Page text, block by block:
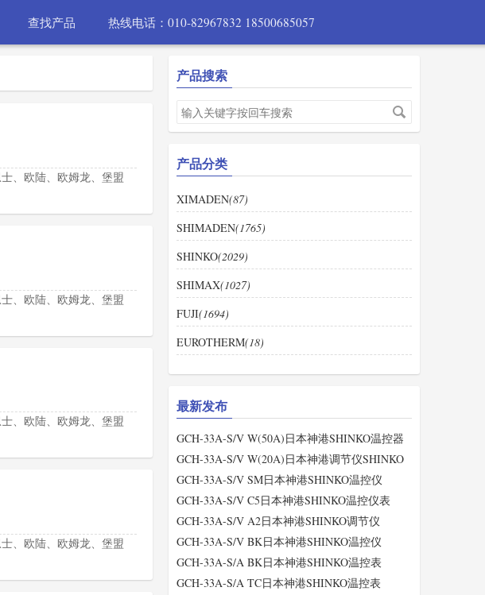
查找产品 热线电话：010-82967832 18500685057
、欧陆、欧姆龙、堡盟
、欧陆、欧姆龙、堡盟
、欧陆、欧姆龙、堡盟
、欧陆、欧姆龙、堡盟
产品搜索
产品分类
XIMADEN(87)
SHIMADEN(1765)
SHINKO(2029)
SHIMAX(1027)
FUJI(1694)
EUROTHERM(18)
最新发布
GCH-33A-S/V W(50A)日本神港SHINKO温控器
GCH-33A-S/V W(20A)日本神港调节仪SHINKO
GCH-33A-S/V SM日本神港SHINKO温控仪
GCH-33A-S/V C5日本神港SHINKO温控仪表
GCH-33A-S/V A2日本神港SHINKO调节仪
GCH-33A-S/V BK日本神港SHINKO温控仪
GCH-33A-S/A BK日本神港SHINKO温控表
GCH-33A-S/A TC日本神港SHINKO温控表